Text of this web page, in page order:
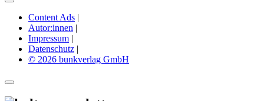
Content Ads |
Autor:innen |
Impressum |
Datenschutz |
© 2026 bunkverlag GmbH